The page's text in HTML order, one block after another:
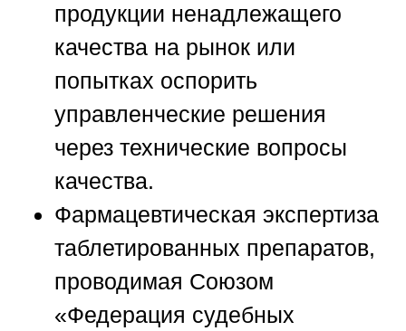
продукции ненадлежащего
качества на рынок или
попытках оспорить
управленческие решения
через технические вопросы
качества.
Фармацевтическая экспертиза
таблетированных препаратов,
проводимая Союзом
«Федерация судебных